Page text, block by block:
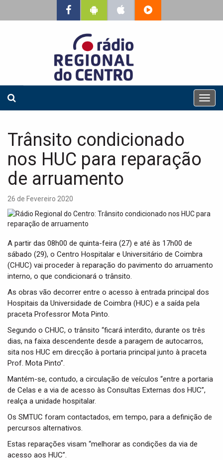
T
o
a
Trânsito condicionado
nos HUC para reparação
de arruamento
26 de Fevereiro 2020
A partir das 08h00 de quinta-feira (27) e até às 17h00 de
sábado (29), o Centro Hospitalar e Universitário de Coimbra
(CHUC) vai proceder à reparação do pavimento do arruamento
interno, o que condicionará o trânsito.
As obras vão decorrer entre o acesso à entrada principal dos
Hospitais da Universidade de Coimbra (HUC) e a saída pela
praceta Professror Mota Pinto.
Segundo o CHUC, o trânsito “ficará interdito, durante os três
dias, na faixa descendente desde a paragem de autocarros,
sita nos HUC em direcção à portaria principal junto à praceta
Prof. Mota Pinto”.
Mantém-se, contudo, a circulação de veículos “entre a portaria
de Celas e a via de acesso às Consultas Externas dos HUC”,
realça a unidade hospitalar.
Os SMTUC foram contactados, em tempo, para a definição de
percursos alternativos.
Estas reparações visam “melhorar as condições da via de
acesso aos HUC”.